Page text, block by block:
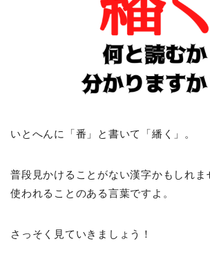
いとへんに「番」と書いて「繙く」。
普段見かけることがない漢字かもしれま
使われることのある言葉ですよ。
さっそく見ていきましょう！